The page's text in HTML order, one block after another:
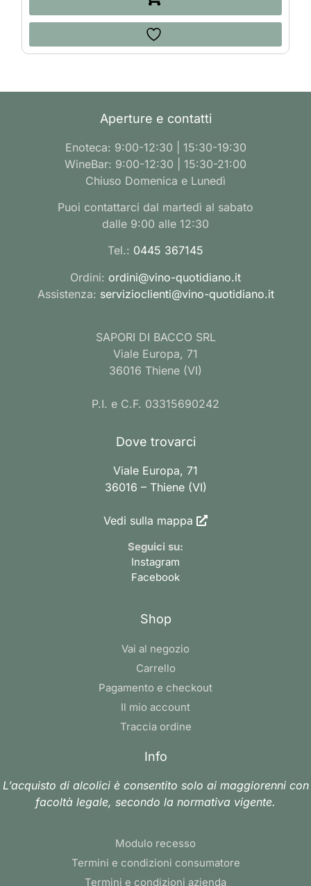
Aperture e contatti
Enoteca: 9:00-12:30 | 15:30-19:30
WineBar: 9:00-12:30 | 15:30-21:00
Chiuso Domenica e Lunedì
Puoi contattarci dal martedì al sabato
dalle 9:00 alle 12:30
Tel.: 0445 367145
Ordini: ordini@vino-quotidiano.it
Assistenza: servizioclienti@vino-quotidiano.it
SAPORI DI BACCO SRL
Viale Europa, 71
36016 Thiene (VI)
P.I. e C.F. 03315690242
Dove trovarci
Viale Europa, 71
36016 – Thiene (VI)
Vedi sulla mappa
Seguici su:
Instagram
Facebook
Shop
Vai al negozio
Carrello
Pagamento e checkout
Il mio account
Traccia ordine
Info
L’acquisto di alcolici è consentito solo ai maggiorenni con
facoltà legale, secondo la normativa vigente.
Modulo recesso
Termini e condizioni consumatore
Termini e condizioni azienda